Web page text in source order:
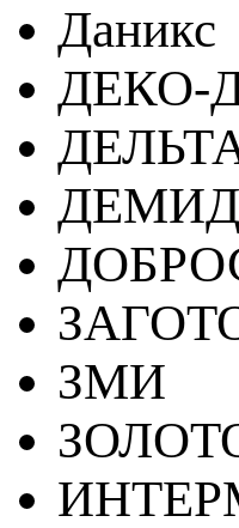
Даникс
ДЕКО-
ЗМИ